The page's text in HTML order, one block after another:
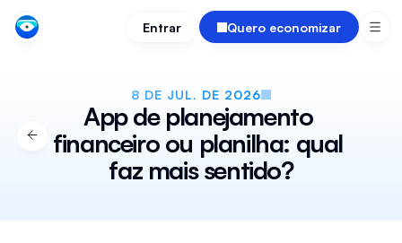
Entrar Quero economizar
8 DE JUL. DE 2026
App de planejamento
financeiro ou planilha: qual
faz mais sentido?